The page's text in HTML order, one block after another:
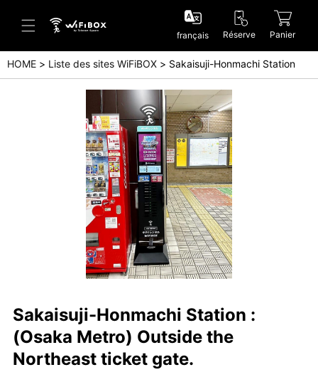
Aide/Contactez-nous
Centre d'aide (Japanese)
Centre d'aide (English)
Enquête (Japanese)
Enquête (English)
français Réserve Panier
HOME Liste des sites WiFiBOX Sakaisuji-Honmachi Station
Sakaisuji-Honmachi Station :
(Osaka Metro) Outside the
Northeast ticket gate.